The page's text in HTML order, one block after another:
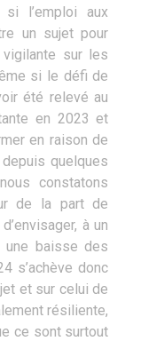
l’emploi aux
un sujet pour
sur les
si le défi de
été relevé au
en 2023 et
en raison de
quelques
constatons
de la part de
à un
une baisse des
s’achève donc
et sur celui de
résiliente,
ce sont surtout